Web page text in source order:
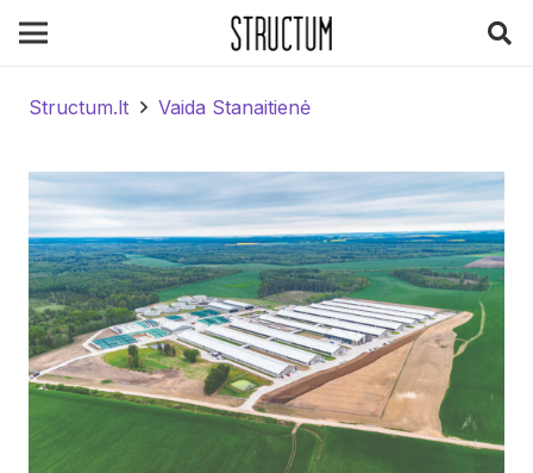
Structum.lt Vaida Stanaitienė